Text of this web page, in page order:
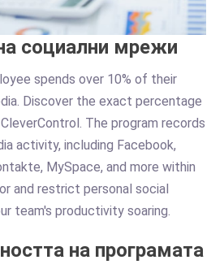
социални мрежи
spends over 10% of their
Discover the exact percentage
The program records
activity, including Facebook,
MySpace, and more within
and restrict personal social
team's productivity soaring.
на програмата